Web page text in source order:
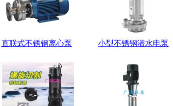
直联式不锈钢离心泵 小型不锈钢潜水电泵